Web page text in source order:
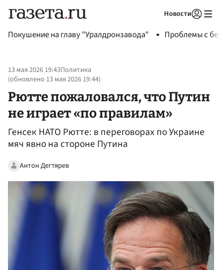
Новости
Покушение на главу "Уралдронзавода" Проблемы с
13 мая 2026 19:43Политика
(обновлено 13 мая 2026 19:44)
Рютте пожаловался, что Путин
не играет «по правилам»
Генсек НАТО Рютте: в переговорах по Украине
мяч явно на стороне Путина
Антон Дегтярев